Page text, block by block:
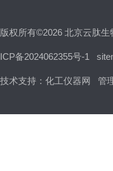
版权所有©2026 北京云肽
ICP备2024062355号-1
技术支持： 化工仪器网 管